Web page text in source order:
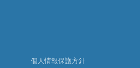
個人情報保護方針